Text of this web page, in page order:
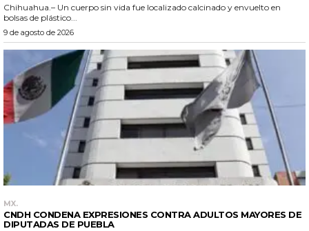
Chihuahua.– Un cuerpo sin vida fue localizado calcinado y envuelto en
bolsas de plástico...
9 de agosto de 2026
MX.
CNDH CONDENA EXPRESIONES CONTRA ADULTOS MAYORES DE
DIPUTADAS DE PUEBLA